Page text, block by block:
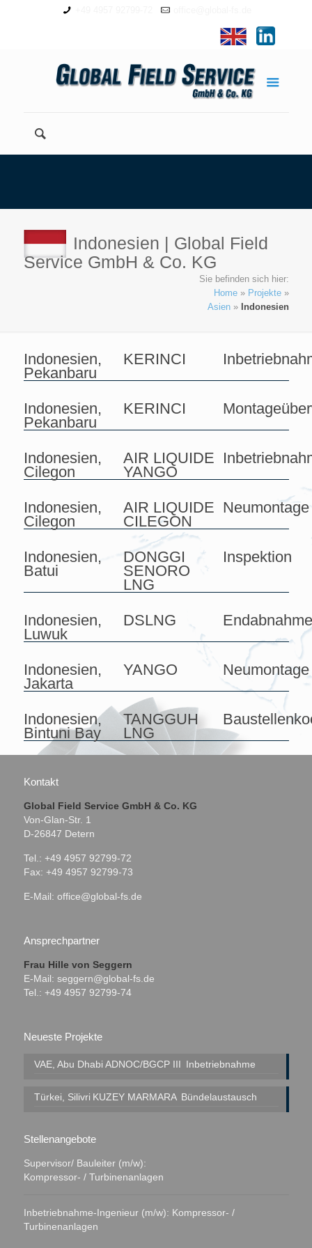
Indonesien | Global Field
Service GmbH & Co. KG
Sie befinden sich hier:
Home» Projekte»
Asien» Indonesien
Indonesien,
Pekanbaru
KERINCI
Indonesien,
Pekanbaru
KERINCI
Indonesien,
Cilegon
AIR LIQUIDE
YANGO
Indonesien,
Cilegon
AIR LIQUIDE
CILEGON
Neumontage
Indonesien,
Batui
DONGGI
SENORO
LNG
Inspektion
Indonesien,
Luwuk
DSLNG
Indonesien,
Jakarta
YANGO Neumontage
Indonesien,
Bintuni Bay
TANGGUH
LNG
Kontakt
Global Field Service GmbH & Co. KG
Von-Glan-Str. 1
D-26847 Detern
Tel.: +49 4957 92799-72
Fax: +49 4957 92799-73
E-Mail: office@global-fs.de
Ansprechpartner
Frau Hille von Seggern
E-Mail: seggern@global-fs.de
Tel.: +49 4957 92799-74
Neueste Projekte
VAE, Abu Dhabi ADNOC/BGCP III Inbetriebnahme
Türkei, Silivri KUZEY MARMARA Bündelaustausch
Stellenangebote
Supervisor/ Bauleiter (m/w):
Kompressor- / Turbinenanlagen
Inbetriebnahme-Ingenieur (m/w): Kompressor- /
Turbinenanlagen